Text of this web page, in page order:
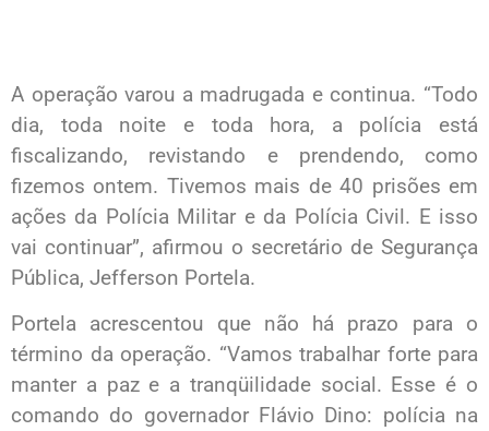
A operação varou a madrugada e continua. “Todo
dia, toda noite e toda hora, a polícia está
fiscalizando, revistando e prendendo, como
fizemos ontem. Tivemos mais de 40 prisões em
ações da Polícia Militar e da Polícia Civil. E isso
vai continuar”, afirmou o secretário de Segurança
Pública, Jefferson Portela.
Portela acrescentou que não há prazo para o
término da operação. “Vamos trabalhar forte para
manter a paz e a tranqüilidade social. Esse é o
comando do governador Flávio Dino: polícia na